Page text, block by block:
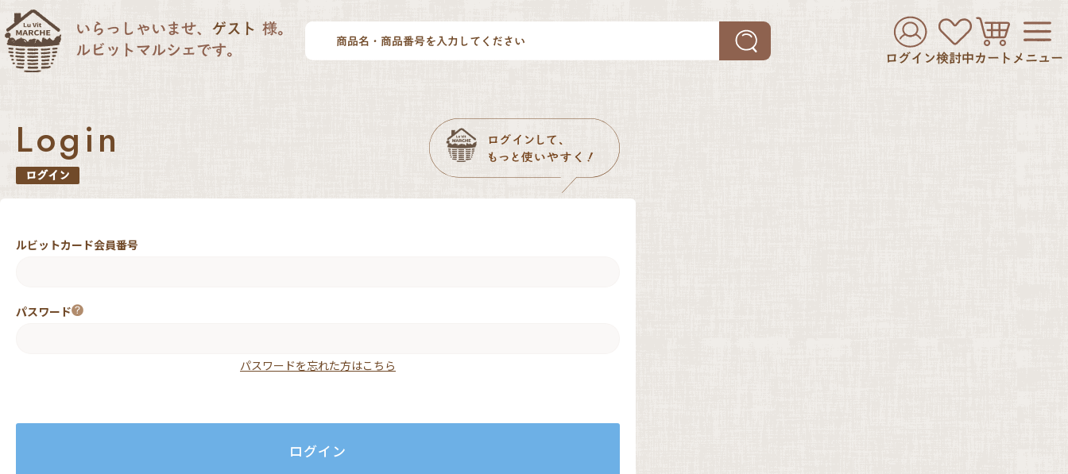
いらっしゃいませ、 ゲスト 様。
ルビットマルシェです。
ログイン検討中カート メニュー
Login
ログイン
ルビットカード会員番号
パスワード
パスワードを忘れた方はこちら
ログイン